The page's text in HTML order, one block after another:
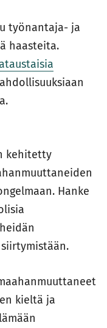
työnantaja- ja
haasteita.
kehitetty
Hanke
kieltä ja